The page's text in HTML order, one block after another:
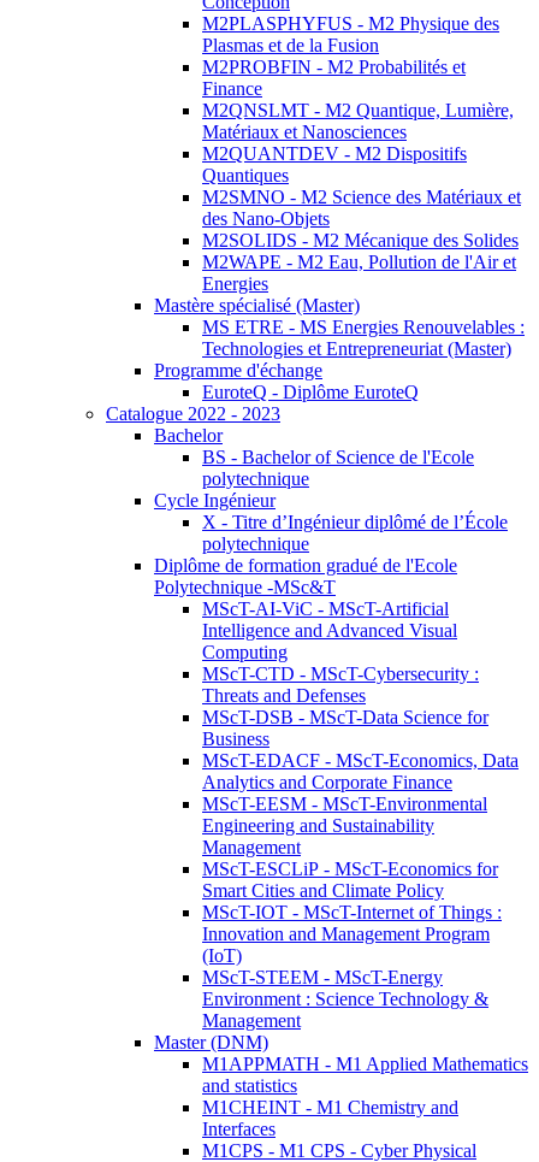
M2PLASPHYFUS - M2 Physique des
Plasmas et de la Fusion
M2PROBFIN - M2 Probabilités et
Finance
M2QNSLMT - M2 Quantique, Lumière,
Matériaux et Nanosciences
M2QUANTDEV - M2 Dispositifs
Quantiques
M2SMNO - M2 Science des Matériaux et
des Nano-Objets
M2SOLIDS - M2 Mécanique des Solides
M2WAPE - M2 Eau, Pollution de l'Air et
Energies
Mastère spécialisé (Master)
MS ETRE - MS Energies Renouvelables :
Technologies et Entrepreneuriat (Master)
Programme d'échange
EuroteQ - Diplôme EuroteQ
Catalogue 2022 - 2023
Bachelor
BS - Bachelor of Science de l'Ecole
polytechnique
Cycle Ingénieur
X - Titre d’Ingénieur diplômé de l’École
polytechnique
Diplôme de formation gradué de l'Ecole
Polytechnique -MSc&T
MScT-AI-ViC - MScT-Artificial
Intelligence and Advanced Visual
Computing
MScT-CTD - MScT-Cybersecurity :
Threats and Defenses
MScT-DSB - MScT-Data Science for
Business
MScT-EDACF - MScT-Economics, Data
Analytics and Corporate Finance
MScT-EESM - MScT-Environmental
Engineering and Sustainability
Management
MScT-ESCLiP - MScT-Economics for
Smart Cities and Climate Policy
MScT-IOT - MScT-Internet of Things :
Innovation and Management Program
(IoT)
MScT-STEEM - MScT-Energy
Environment : Science Technology &
Management
Master (DNM)
M1APPMATH - M1 Applied Mathematics
and statistics
M1CHEINT - M1 Chemistry and
Interfaces
M1CPS - M1 CPS - Cyber Physical